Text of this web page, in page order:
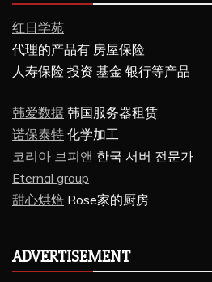
红日学苑
代理的产品有 房屋保险
人寿保险 投资 基金 银行等产品
韩爱数据 韩国服务器租赁
诺保泰特 化学加工
코리아 브피앤 한국 서버 전문가
Eternal group
甜心烘焙 Rose家的厨房
ADVERTISEMENT